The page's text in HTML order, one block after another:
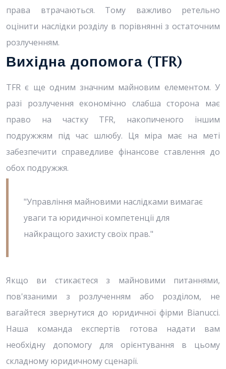
права втрачаються. Тому важливо ретельно
оцінити наслідки розділу в порівнянні з остаточним
розлученням.
Вихідна допомога (TFR)
TFR є ще одним значним майновим елементом. У
разі розлучення економічно слабша сторона має
право на частку TFR, накопиченого іншим
подружжям під час шлюбу. Ця міра має на меті
забезпечити справедливе фінансове ставлення до
обох подружжя.
"Управління майновими наслідками вимагає
уваги та юридичної компетенції для
найкращого захисту своїх прав."
Якщо ви стикаєтеся з майновими питаннями,
пов'язаними з розлученням або розділом, не
вагайтеся звернутися до юридичної фірми Bianucci.
Наша команда експертів готова надати вам
необхідну допомогу для орієнтування в цьому
складному юридичному сценарії.